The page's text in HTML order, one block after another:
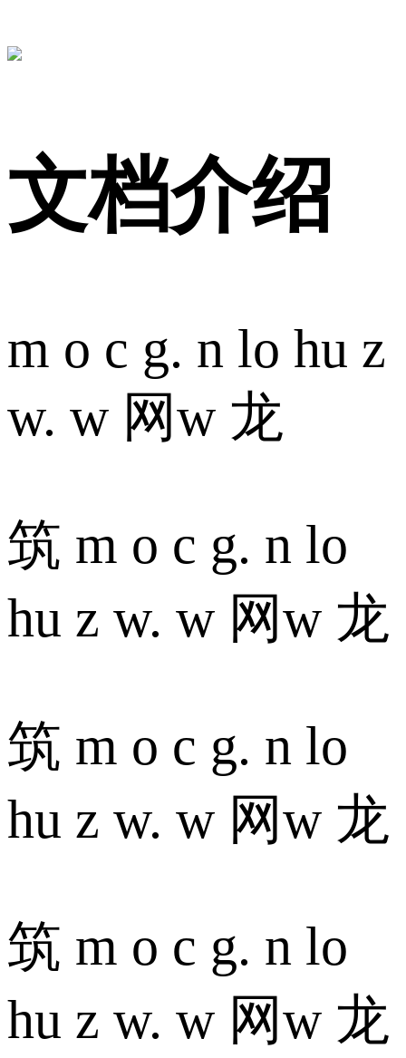
文档介绍
m o c g. n lo hu z
w. w 网w 龙
筑 m o c g. n lo
hu z w. w 网w 龙
筑 m o c g. n lo
hu z w. w 网w 龙
筑 m o c g. n lo
hu z w. w 网w 龙